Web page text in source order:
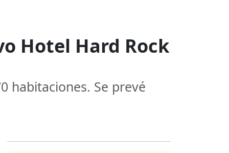
Hotel Hard Rock
habitaciones. Se prevé